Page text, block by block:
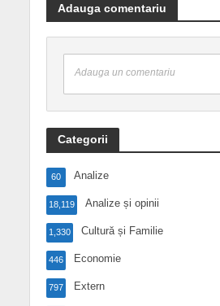
Adauga comentariu
Adauga un comentariu
Categorii
Analize
60
Analize și opinii
18,119
Cultură și Familie
1,330
Economie
446
Extern
797